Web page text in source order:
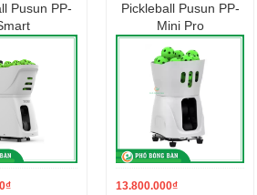
Pusun PP-
₫
Pickleball Pusun PP-
Mini Pro
13.800.000₫